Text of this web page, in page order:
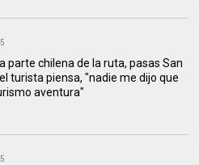
parte chilena de la ruta, pasas San
turista piensa, "nadie me dijo que
aventura"